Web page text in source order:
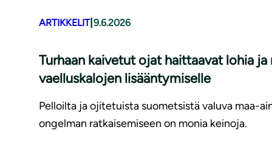
ARTIKKELIT| 9.6.2026
Turhaan kaivetut ojat haittaavat lohia
vaelluskalojen lisääntymiselle
Pelloilta ja ojitetuista suometsistä valuva maa-
ongelman ratkaisemiseen on monia keinoja.